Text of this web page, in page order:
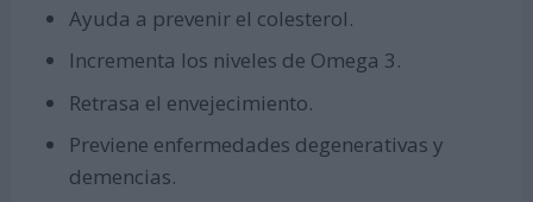
Ayuda a prevenir el colesterol.
Incrementa los niveles de Omega 3.
Retrasa el envejecimiento.
Previene enfermedades degenerativas y
demencias.